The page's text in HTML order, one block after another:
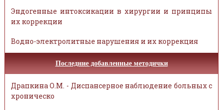
Эндогенные интоксикации в хирургии и принципы
их коррекции
Водно-электролитные нарушения и их коррекция
Последние добавленные методички
Драпкина О.М. - Диспансерное наблюдение больных с
хроническо